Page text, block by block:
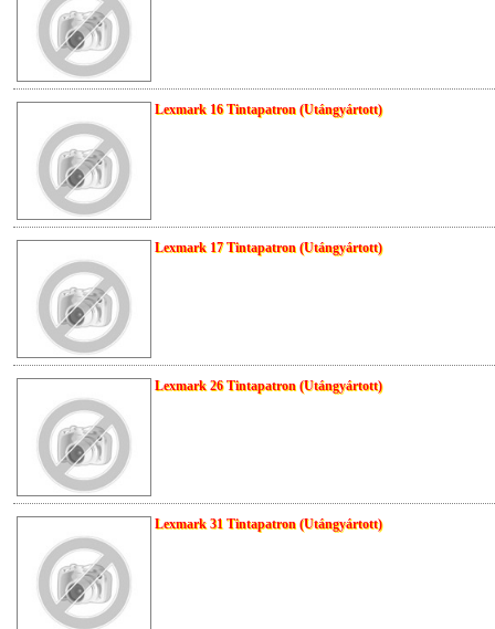
Lexmark 16 Tintapatron (Utángyártott)
Lexmark 17 Tintapatron (Utángyártott)
Lexmark 26 Tintapatron (Utángyártott)
Lexmark 31 Tintapatron (Utángyártott)